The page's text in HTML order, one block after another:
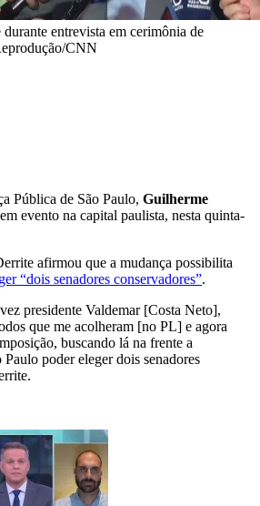
entrevista em cerimônia de
CNN
Pública de São Paulo, Guilherme
evento na capital paulista, nesta quinta-
afirmou que a mudança possibilita
“dois senadores conservadores”.
presidente Valdemar [Costa Neto],
que me acolheram [no PL] e agora
buscando lá na frente a
poder eleger dois senadores